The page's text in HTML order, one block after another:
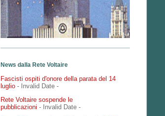
News dalla Rete Voltaire
Fascisti ospiti d'onore della parata del 14
luglio - Invalid Date -
Rete Voltaire sospende le
pubblicazioni - Invalid Date -